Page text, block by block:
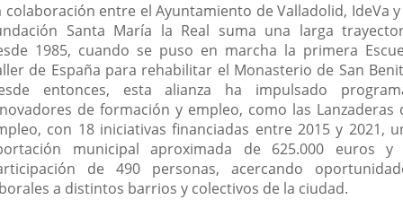
colaboración entre el Ayuntamiento de Valladolid, IdeVa
Santa María la Real suma una larga
1985, cuando se puso en marcha la primera
de España para rehabilitar el Monasterio de San
entonces, esta alianza ha impulsado
de formación y empleo, como las Lanzaderas
con 18 iniciativas financiadas entre 2015 y 2021,
municipal aproximada de 625.000 euros y
de 490 personas, acercando
a distintos barrios y colectivos de la ciudad.